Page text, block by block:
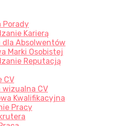
Porady
Karierą
dla Absolwentów
Marki Osobistej
Reputacją
CV
wizualna CV
Kwalifikacyjna
Pracy